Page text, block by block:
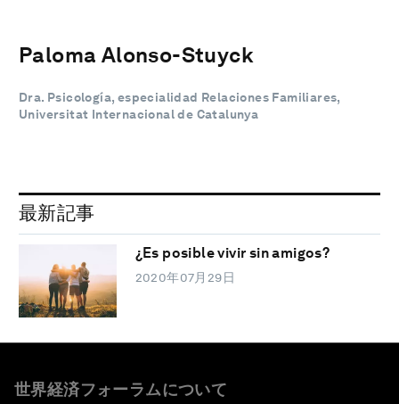
Paloma Alonso-Stuyck
Dra. Psicología, especialidad Relaciones Familiares,
Universitat Internacional de Catalunya
最新記事
¿Es posible vivir sin amigos?
2020年07月29日
世界経済フォーラムについて